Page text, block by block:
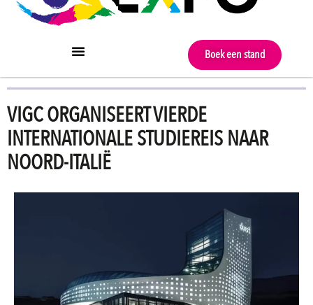
Boek een stand
VIGC ORGANISEERT VIERDE
INTERNATIONALE STUDIEREIS NAAR
NOORD-ITALIË